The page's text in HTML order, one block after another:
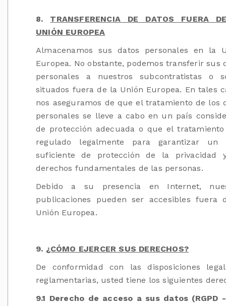
8. TRANSFERENCIA DE DATOS FUERA
UNIÓN EUROPEA
Almacenamos sus datos personales en la
Europea. No obstante, podemos transferir sus
personales a nuestros subcontratistas o
situados fuera de la Unión Europea. En tales
nos aseguramos de que el tratamiento de los
personales se lleve a cabo en un país
de protección adecuada o que el tratamiento
regulado legalmente para garantizar un
suficiente de protección de la privacidad
derechos fundamentales de las personas.
Debido a su presencia en Internet,
publicaciones pueden ser accesibles fuera
Unión Europea.
9. ¿CÓMO EJERCER SUS DERECHOS?
De conformidad con las disposiciones
reglamentarias, usted tiene los siguientes
9.1 Derecho de acceso a sus datos (RGPD